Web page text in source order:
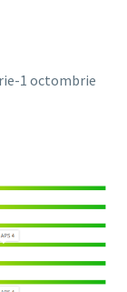
1 octombrie